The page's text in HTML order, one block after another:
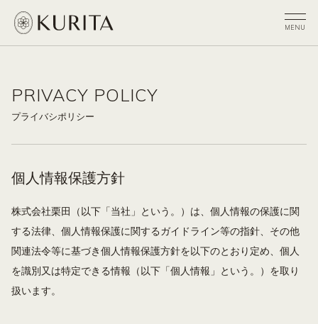
PRIVACY POLICY
プライバシポリシー
個人情報保護方針
株式会社栗田（以下「当社」という。）は、個人情報の保護に関
する法律、個人情報保護に関するガイドライン等の指針、その他
関連法令等に基づき個人情報保護方針を以下のとおり定め、個人
を識別又は特定できる情報（以下「個人情報」という。）を取り
扱います。